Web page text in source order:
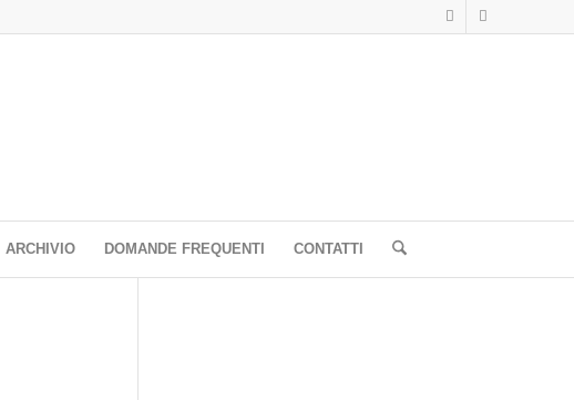
ARCHIVIO DOMANDE FREQUENTI CONTATTI